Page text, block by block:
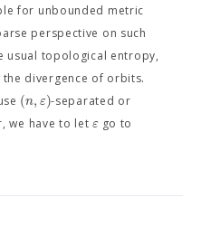
for unbounded metric
perspective on such
usual topological entropy,
divergence of orbits.
(n,ε)-separated or
we have to let ε go to